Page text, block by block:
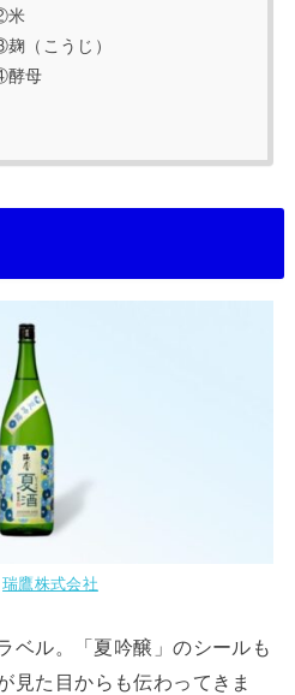
米
（こうじ）
酵母
瑞鷹株式会社
ベル。「夏吟醸」のシールも
見た目からも伝わってきま